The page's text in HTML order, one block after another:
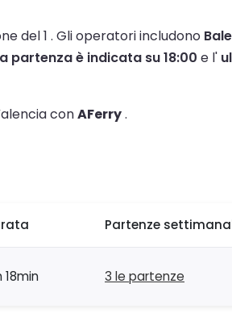
del 1 . Gli operatori includono
partenza è indicata su 18:00 e l'
conAFerry.
Partenze
18min 3 le partenze